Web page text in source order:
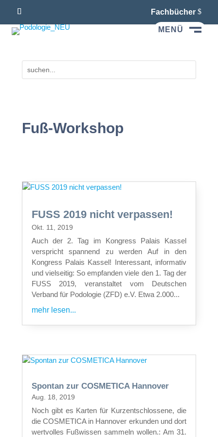
Fachbücher
MENÜ
Fuß-Workshop
FUSS 2019 nicht verpassen!
Okt. 11, 2019
Auch der 2. Tag im Kongress Palais Kassel
verspricht spannend zu werden Auf in den
Kongress Palais Kassel! Interessant, informativ
und vielseitig: So empfanden viele den 1. Tag der
FUSS 2019, veranstaltet vom Deutschen
Verband für Podologie (ZFD) e.V. Etwa 2.000...
mehr lesen...
Spontan zur COSMETICA Hannover
Aug. 18, 2019
Noch gibt es Karten für Kurzentschlossene, die
die COSMETICA in Hannover erkunden und dort
wertvolles Fußwissen sammeln wollen.: Am 31.